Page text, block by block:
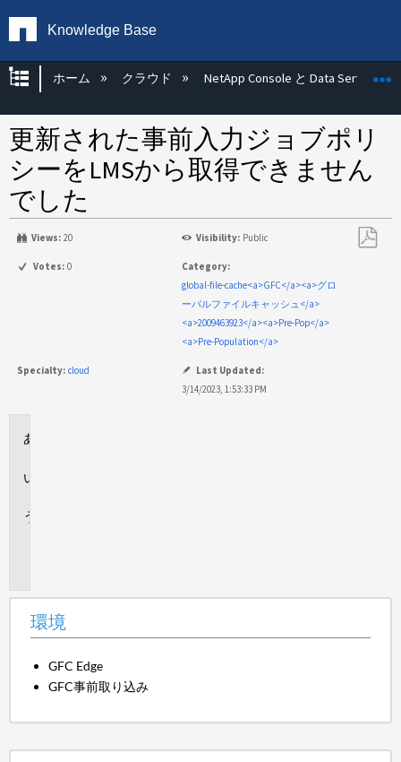
Knowledge Base
グローバル階層を展開/折りたたむ
ホーム クラウド NetApp Console と Data Services
更新された事前入力ジョブポリ
シーをLMSから取得できません
でした
Views: 20 Visibility: Public
Votes: 0
Category:
global-file-cache<a>GFC</a><a>グロ
ーバルファイルキャッシュ</a>
<a>2009463923</a><a>Pre-Pop</a>
<a>Pre-Population</a>
Specialty: cloud
Last Updated:
3/14/2023, 1:53:33 PM
環境
GFC Edge
GFC事前取り込み